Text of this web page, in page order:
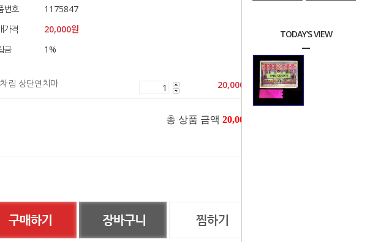
TODAY'S VIEW
번호
1175847
가격
20,000원
금
1%
림 상단연치마 20,000
총 상품 금액 20,000